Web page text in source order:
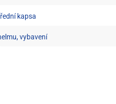
kapsa
vybavení